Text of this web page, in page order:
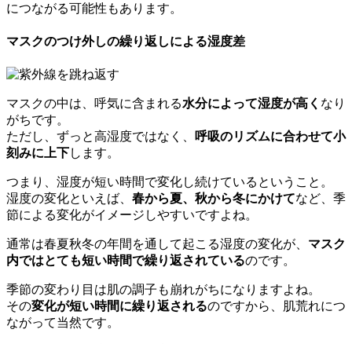
につながる可能性もあります。
マスクのつけ外しの繰り返しによる湿度差
マスクの中は、呼気に含まれる水分によって湿度が高く なり
がちです。
ただし、ずっと高湿度ではなく、 呼吸のリズムに合わせて小
刻みに上下 します。
つまり、湿度が短い時間で変化し続けているということ。
湿度の変化といえば、 春から夏、秋から冬にかけてなど、季
節による変化がイメージしやすいですよね。
通常は春夏秋冬の年間を通して起こる湿度の変化が、 マスク
内ではとても短い時間で繰り返されているのです。
季節の変わり目は肌の調子も崩れがちになりますよね。
その変化が短い時間に繰り返されるのですから、肌荒れにつ
ながって当然です。